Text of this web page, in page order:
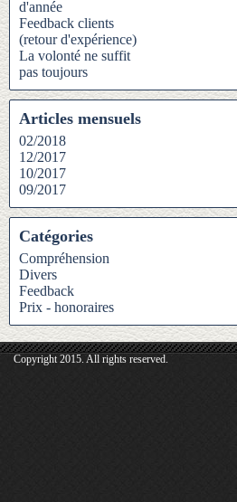
d'année
Feedback clients
(retour d'expérience)
La volonté ne suffit
pas toujours
Articles mensuels
02/2018
12/2017
10/2017
09/2017
Catégories
Compréhension
Divers
Feedback
Prix - honoraires
Copyright 2015. All rights reserved.